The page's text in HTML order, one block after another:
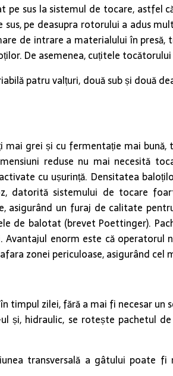
sus la sistemul de tocare, astfel
pe deasupra rotorului a adus
de intrare a materialului în presă,
De asemenea, cuțitele
patru valțuri, două sub și două
grei și cu fermentație mai bună,
reduse nu mai necesită
cu ușurință. Densitatea
datorită sistemului de tocare
asigurând un furaj de calitate
de balotat (brevet Poettinger).
enorm este că
zonei periculoase, asigurând cel
timpul zilei, fără a mai fi necesar
și, hidraulic, se rotește pachetul
transversală a gâtului poate